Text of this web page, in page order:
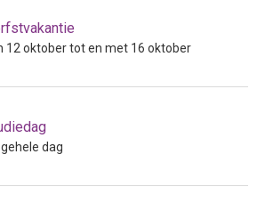
12 oktober tot en met 16 oktober
gehele dag